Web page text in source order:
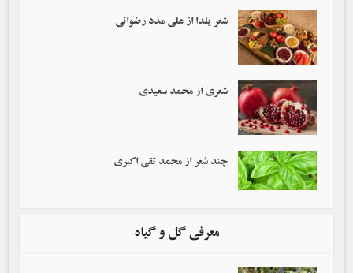
شعر یلدا از علی مدد رضوانی
شعری از محمد سعیدی
چند شعر از محمد تقی اکبری
معرفی گل و گیاه